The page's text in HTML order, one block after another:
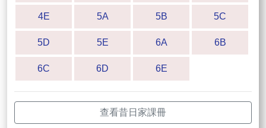
4E 5A 5B 5C
5D 5E 6A 6B
6C 6D 6E
查看昔日家課冊